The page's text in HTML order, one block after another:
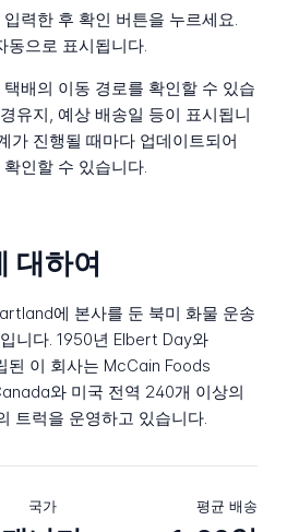
력한 후 확인 버튼을 누르세요.
동으로 표시됩니다.
배의 이동 경로를 확인할 수 있습
유지, 예상 배송일 등이 표시됩니
가 진행될 때마다 업데이트되어
인할 수 있습니다.
대하여
에 본사를 둔 북미 화물 운송
니다. 1950년 Elbert Day와
된 이 회사는 McCain Foods
와 미국 전역 240개 이상의
트럭을 운영하고 있습니다.
국가 평균 배송